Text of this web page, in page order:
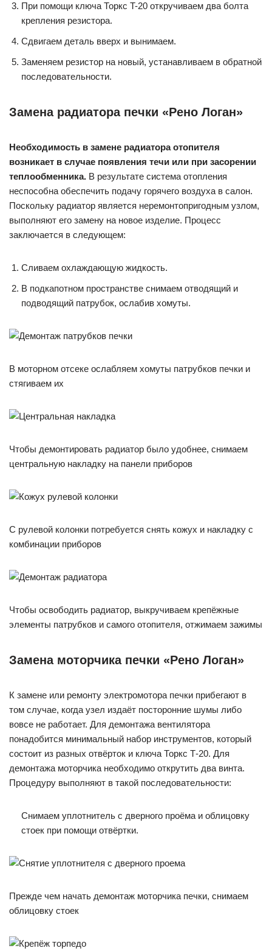
При помощи ключа Торкс T-20 откручиваем два болта
крепления резистора.
Сдвигаем деталь вверх и вынимаем.
Заменяем резистор на новый, устанавливаем в обратной
последовательности.
Замена радиатора печки «Рено Логан»
Необходимость в замене радиатора отопителя
возникает в случае появления течи или при засорении
теплообменника. В результате система отопления
неспособна обеспечить подачу горячего воздуха в салон.
Поскольку радиатор является неремонтопригодным узлом,
выполняют его замену на новое изделие. Процесс
заключается в следующем:
Сливаем охлаждающую жидкость.
В подкапотном пространстве снимаем отводящий и
подводящий патрубок, ослабив хомуты.
В моторном отсеке ослабляем хомуты патрубков печки и
стягиваем их
Чтобы демонтировать радиатор было удобнее, снимаем
центральную накладку на панели приборов
С рулевой колонки потребуется снять кожух и накладку с
комбинации приборов
Чтобы освободить радиатор, выкручиваем крепёжные
элементы патрубков и самого отопителя, отжимаем зажимы
Замена моторчика печки «Рено Логан»
К замене или ремонту электромотора печки прибегают в
том случае, когда узел издаёт посторонние шумы либо
вовсе не работает. Для демонтажа вентилятора
понадобится минимальный набор инструментов, который
состоит из разных отвёрток и ключа Торкс Т-20. Для
демонтажа моторчика необходимо открутить два винта.
Процедуру выполняют в такой последовательности:
Снимаем уплотнитель с дверного проёма и облицовку
стоек при помощи отвёртки.
Прежде чем начать демонтаж моторчика печки, снимаем
облицовку стоек